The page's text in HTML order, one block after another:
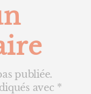
publiée.
avec *